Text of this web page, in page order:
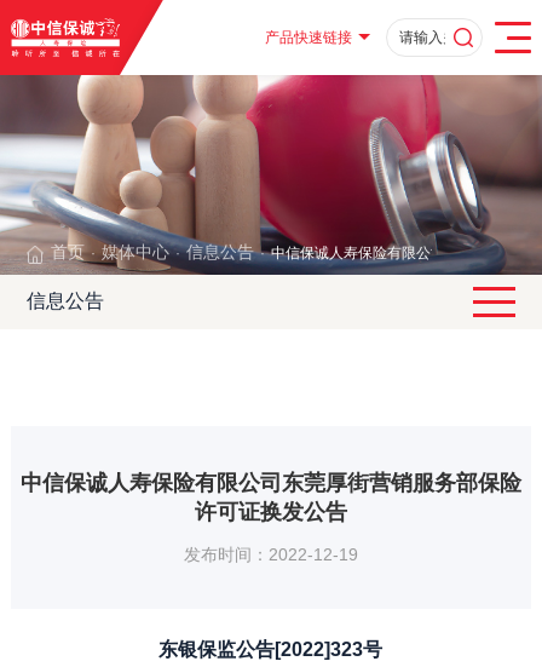
产品快速链接
首页 · 媒体中心 · 信息公告 · 中信保诚人寿保险有限公司东莞厚街营销
信息公告
中信保诚人寿保险有限公司东莞厚街营销服务部保险
许可证换发公告
发布时间：2022-12-19
东银保监公告[2022]323号